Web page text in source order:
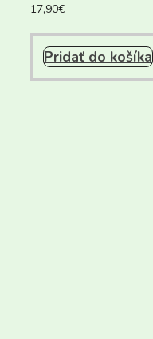
17,90€
Pridať do košíka